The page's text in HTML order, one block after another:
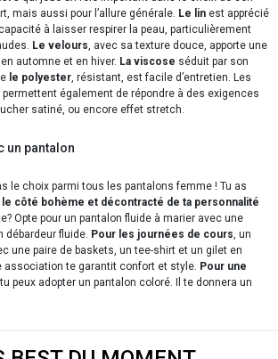
mais aussi pour l’allure générale. Le lin est apprécié
à laisser respirer la peau, particulièrement
Le velours, avec sa texture douce, apporte une
automne et en hiver. La viscose séduit par son
le polyester, résistant, est facile d’entretien. Les
également de répondre à des exigences
satiné, ou encore effet stretch.
un pantalon
le choix parmi tous les pantalons femme ! Tu as
le côté bohème et décontracté de ta personnalité
Opte pour un pantalon fluide à marier avec une
débardeur fluide. Pour les journées de cours, un
une paire de baskets, un tee-shirt et un gilet en
association te garantit confort et style. Pour une
peux adopter un pantalon coloré. Il te donnera un